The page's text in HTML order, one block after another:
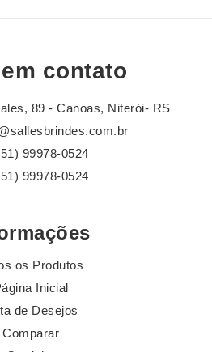
contato
89 - Canoas, Niterói- RS
99978-0524
99978-0524
os Produtos
Inicial
de Desejos
Comparar